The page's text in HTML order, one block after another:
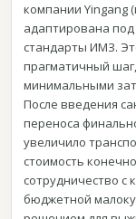
компании Yingang
адаптирована под
стандарты ИМЗ.
прагматичный
минимальными
После введения
переноса
увеличило
стоимость
сотрудничество с
бюджетной